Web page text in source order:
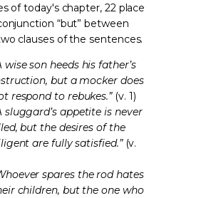
of today's chapter, 22 place
“but” between
clauses of the sentences.
wise son heeds his father’s
but a mocker does
respond to rebukes.”(v. 1)
sluggard’s appetite is never
but the desires of the
are fully satisfied.”(v.
spares the rod hates
children, but the one who